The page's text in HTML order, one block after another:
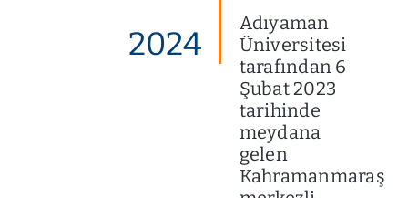
2024
Adıyaman
Üniversitesi
tarafından 6
Şubat 2023
tarihinde
meydana
gelen
Kahramanmaraş